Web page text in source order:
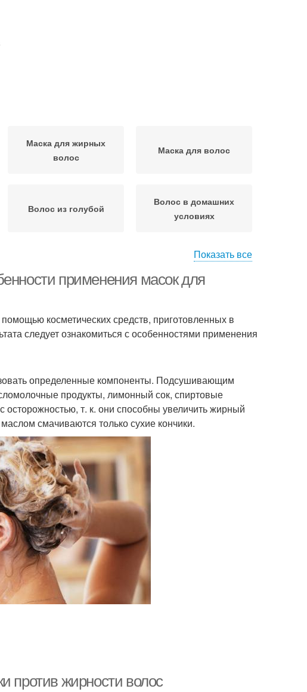
Маска для жирных
волос
Маска для волос
Волос из голубой
Волос в домашних
условиях
условиях
Показать все
применения масок для
косметических средств, приготовленных в
следует ознакомиться с особенностями применения
определенные компоненты. Подсушивающим
продукты, лимонный сок, спиртовые
осторожностью, т. к. они способны увеличить жирный
смачиваются только сухие кончики.
против жирности волос